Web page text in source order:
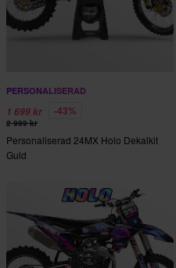
PERSONALISERAD
1 699 kr -43%
2 999 kr
Personaliserad 24MX Holo Dekalkit
Guld